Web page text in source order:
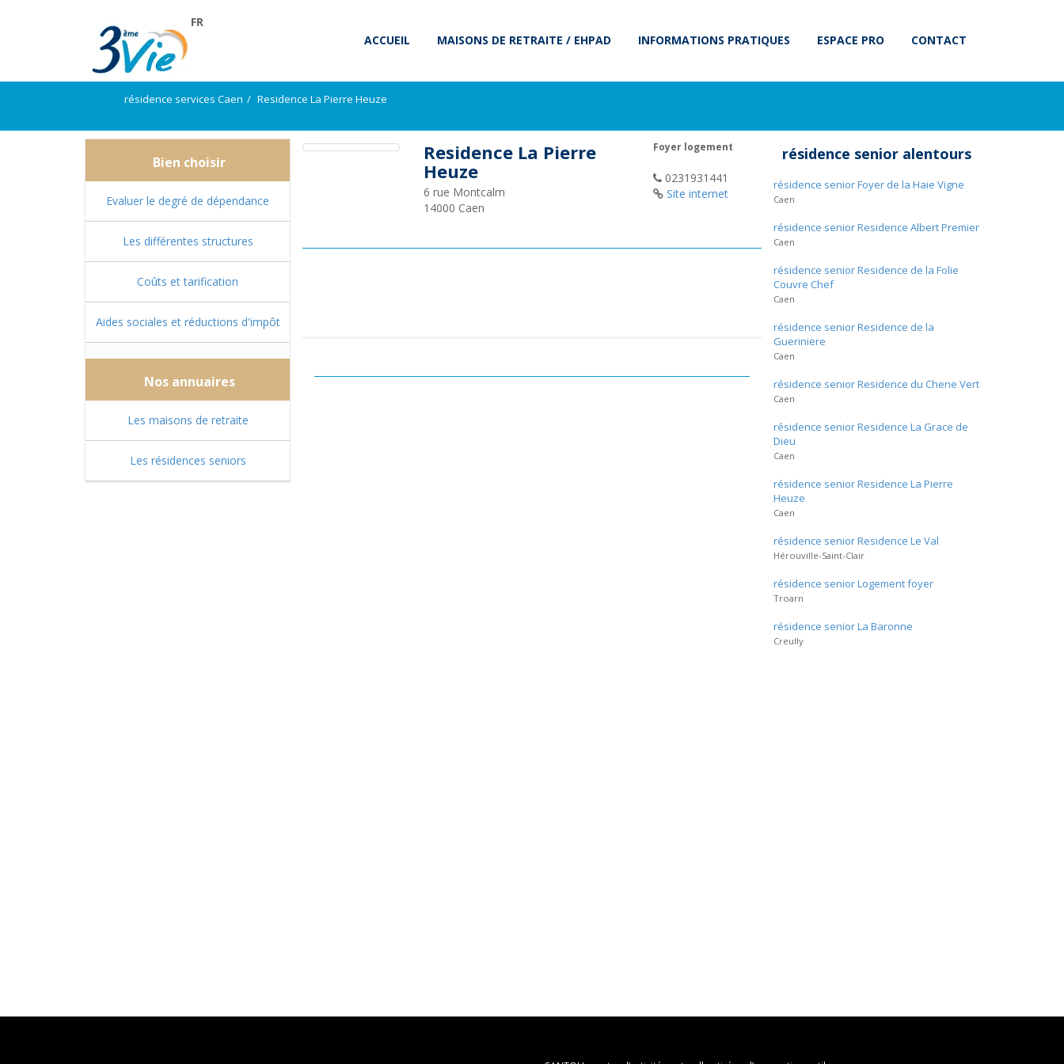
FR
ACCUEIL
MAISONS DE RETRAITE / EHPAD INFORMATIONS PRATIQUES ESPACE PRO CONTACT
résidence services Caen Residence La Pierre Heuze
Bien choisir
Evaluer le degré de dépendance
Les différentes structures
Coûts et tarification
Aides sociales et réductions d'impôt
Nos annuaires
Les maisons de retraite
Les résidences seniors
Residence La Pierre
Heuze
6 rue Montcalm
14000 Caen
Foyer logement
0231931441
Site internet
résidence senior alentours
résidence senior Foyer de la Haie Vigne
Caen
résidence senior Residence Albert Premier
Caen
résidence senior Residence de la Folie
Couvre Chef
Caen
résidence senior Residence de la
Gueriniere
Caen
résidence senior Residence du Chene Vert
Caen
résidence senior Residence La Grace de
Dieu
Caen
résidence senior Residence La Pierre
Heuze
Caen
résidence senior Residence Le Val
Hérouville-Saint-Clair
résidence senior Logement foyer
Troarn
résidence senior La Baronne
Creully